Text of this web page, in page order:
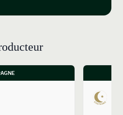
et développé la gamme des
majeures. Dans les
ses terres. En cave, il favorise
par gravité. Il a doté également
galerie de huit foudres en
de chêne accueillent une